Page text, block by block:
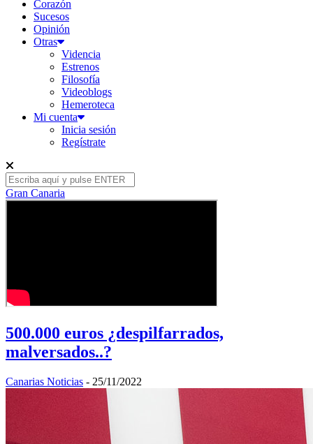
Corazón
Sucesos
Opinión
Otras
Videncia
Estrenos
Filosofía
Videoblogs
Hemeroteca
Mi cuenta
Inicia sesión
Regístrate
Gran Canaria
500.000 euros ¿despilfarrados,
malversados..?
Canarias Noticias - 25/11/2022